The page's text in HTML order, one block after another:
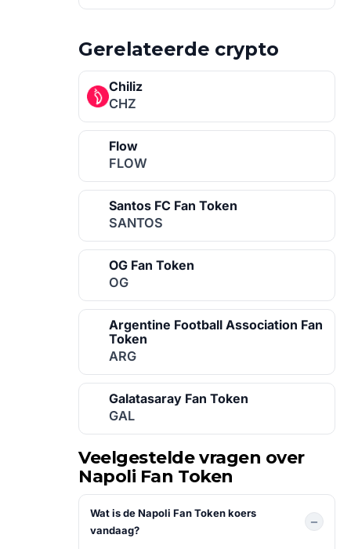
Gerelateerde crypto
Chiliz
CHZ
Flow
FLOW
Santos FC Fan Token
SANTOS
OG Fan Token
OG
Argentine Football Association Fan
Token
ARG
Galatasaray Fan Token
GAL
Veelgestelde vragen over
Napoli Fan Token
Wat is de Napoli Fan Token koers
vandaag?